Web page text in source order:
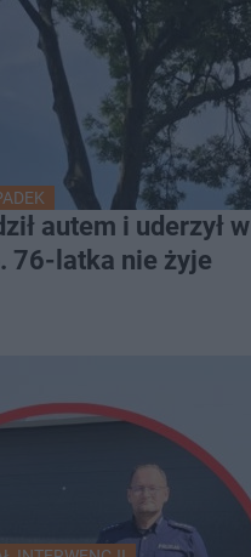
autem i uderzył w
76-latka nie żyje